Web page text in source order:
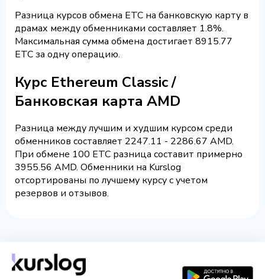
Разница курсов обмена ETC на банковскую карту в
драмах между обменниками составляет 1.8%.
Максимальная сумма обмена достигает 8915.77
ETC за одну операцию.
Курс Ethereum Classic /
Банковская карта AMD
Разница между лучшим и худшим курсом среди
обменников составляет 2247.11 - 2286.67 AMD.
При обмене 100 ETC разница составит примерно
3955.56 AMD. Обменники на Kurslog
отсортированы по лучшему курсу с учетом
резервов и отзывов.